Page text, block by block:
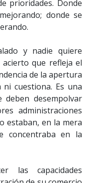
prioridades. Donde
donde se
y nadie quiere
que refleja el
de la apertura
ni cuestiona. Es una
desempolvar
administraciones
estaban, en la mera
concentraba en la
las capacidades